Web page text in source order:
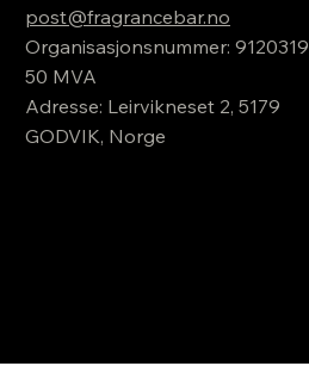
post@fragrancebar.no
Organisasjonsnummer: 9120319
50 MVA
Adresse: Leirvikneset 2, 5179
GODVIK, Norge